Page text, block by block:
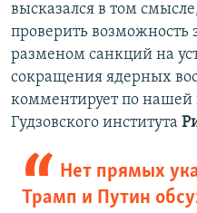
высказался в том
проверить возможность
разменом санкций на
сокращения ядерных
комментирует по нашей
Гудзовского института
Нет прямых
Трамп и Путин